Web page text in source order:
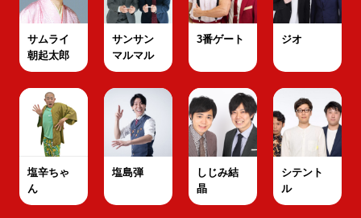
サムライ
朝起太郎
サンサン
マルマル
3番ゲート ジオ
塩辛ちゃ
ん
塩島弾
しじみ結
晶
シテント
ル